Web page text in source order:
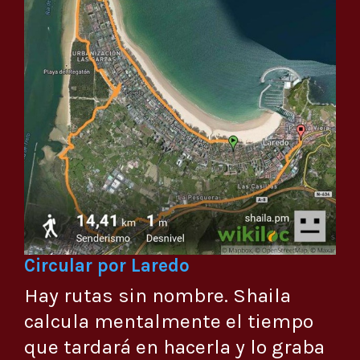
Circular por Laredo
Hay rutas sin nombre. Shaila
calcula mentalmente el tiempo
que tardará en hacerla y lo graba